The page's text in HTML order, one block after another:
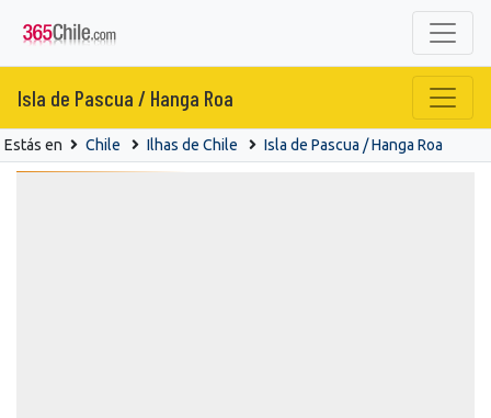
Isla de Pascua / Hanga Roa
Estás en Chile Ilhas de Chile Isla de Pascua / Hanga Roa